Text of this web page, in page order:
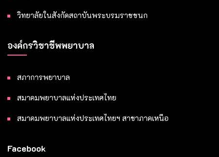
วิทยาลัยในสังกัดสถาบันพระบรมราชชนก
องค์กรวิชาชีพพยาบาล
สภาการพยาบาล
สมาคมพยาบาลแห่งประเทศไทย
สมาคมพยาบาลแห่งประเทศไทยฯ สาขาภาคเหนือ
Facebook